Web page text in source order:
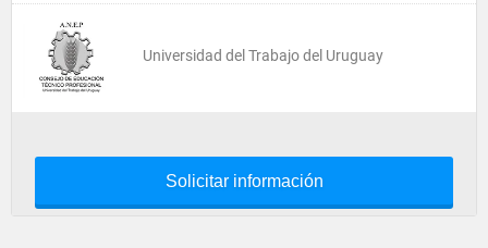
Universidad del Trabajo del Uruguay
Solicitar información